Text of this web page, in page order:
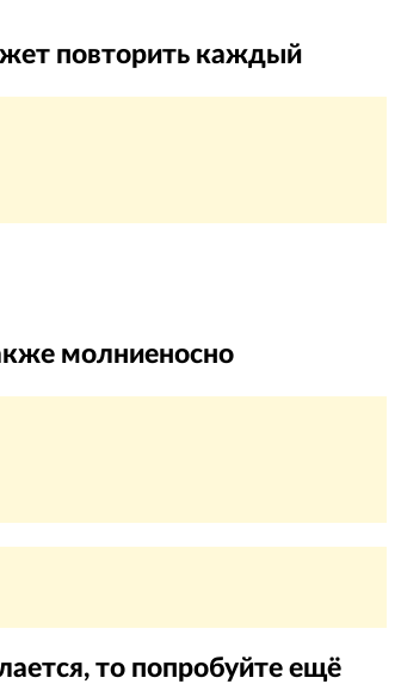
повторить каждый
молниеносно
то попробуйте ещё